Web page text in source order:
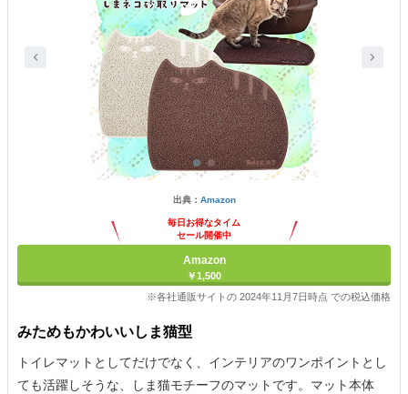
出典： Amazon
毎日お得なタイム
セール開催中
Amazon
￥1,500
※各社通販サイトの 2024年11月7日時点 での税込価格
みためもかわいいしま猫型
トイレマットとしてだけでなく、インテリアのワンポイントとし
ても活躍しそうな、しま猫モチーフのマットです。マット本体